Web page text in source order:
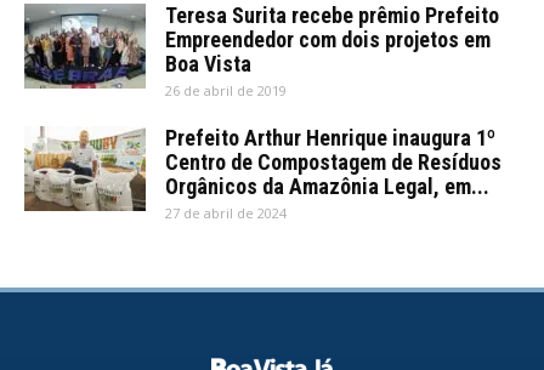
Teresa Surita recebe prêmio Prefeito
Empreendedor com dois projetos em
Boa Vista
26 de abril de 2019
Prefeito Arthur Henrique inaugura 1º
Centro de Compostagem de Resíduos
Orgânicos da Amazônia Legal, em...
27 de abril de 2024